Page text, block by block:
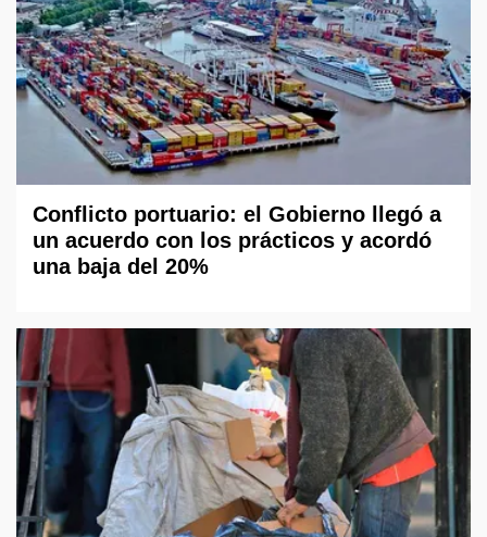
Conflicto portuario: el Gobierno llegó a
un acuerdo con los prácticos y acordó
una baja del 20%